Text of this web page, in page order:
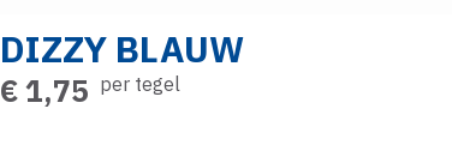
DIZZY BLAUW
€ 1,75 per tegel